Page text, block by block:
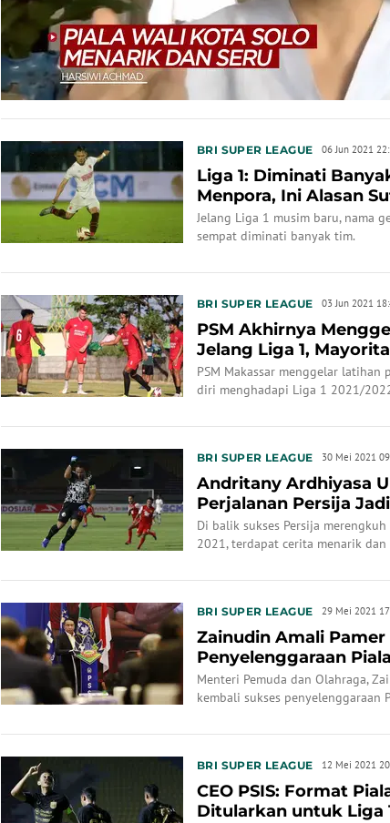
BRI SUPER LEAGUE 06 Jun 2021
Liga 1: Diminati
Menpora, Ini Alasan
di PSM
Jelang Liga 1 musim baru, nama
sempat diminati banyak tim.
BRI SUPER LEAGUE 03 Jun 2021
PSM Akhirnya
Jelang Liga 1,
Menpora Ha...
PSM Makassar menggelar latihan
diri menghadapi Liga 1 2021/
BRI SUPER LEAGUE 30 Mei 2021
Andritany Ardhiyasa
Perjalanan Persija
2021
Di balik sukses Persija
2021, terdapat cerita menarik
BRI SUPER LEAGUE 29 Mei 2021
Zainudin Amali Pamer
Penyelenggaraan
Tahunan PSSI 2021
Menteri Pemuda dan Olahraga,
kembali sukses penyelenggaraan
Sabtu (29/5/2021).
BRI SUPER LEAGUE 12 Mei 2021
CEO PSIS: Format
Ditularkan untuk Liga